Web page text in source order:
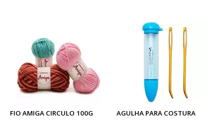
FIO AMIGA CIRCULO 100G
AGULHA PARA COSTURA